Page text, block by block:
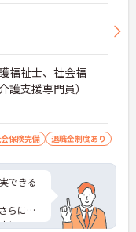
福祉士、社会福
護支援専門員）
保険完備 退職金制度あり
できる
らに詳
い。